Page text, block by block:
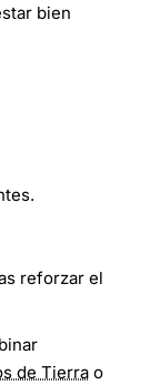
bien
reforzar el
de Tierra o